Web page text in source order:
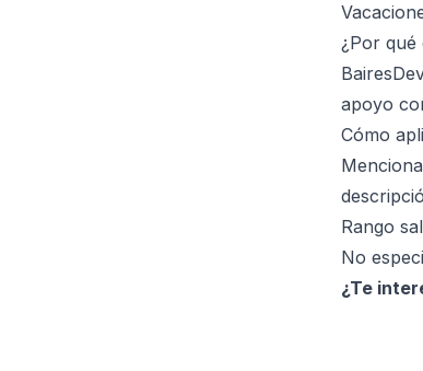
¿Por qué
apoyo
Cómo
Rango
No
¿Te